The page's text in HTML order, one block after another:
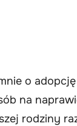
o
na
rodziny